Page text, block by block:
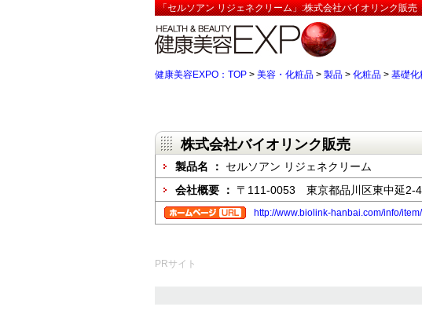
「セルソアン リジェネクリーム」:株式会社バイオリンク販売
健康美容EXPO：TOP > 美容・化粧品 > 製品 > 化粧品 > 基礎化
株式会社バイオリンク販売
製品名 ： セルソアン リジェネクリーム
会社概要 ： 〒111-0053 東京都品川区東中延2-
http://www.biolink-hanbai.com/info/
PRサイト